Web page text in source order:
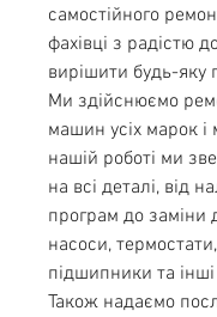
самостійного
фахівці з радістю
вирішити будь-яку
Ми здійснюємо
машин усіх марок
нашій роботі ми
на всі деталі, від
програм до заміни
насоси,
підшипники та
Також надаємо